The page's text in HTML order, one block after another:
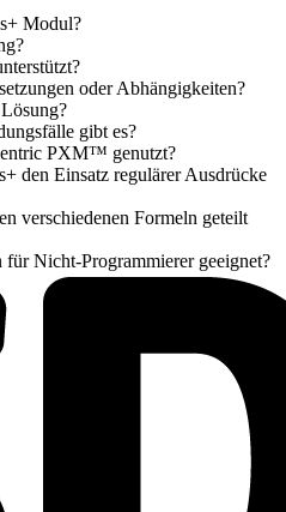
Modul?
oder Abhängigkeiten?
gibt es?
PXM™ genutzt?
den Einsatz regulärer Ausdrücke
verschiedenen Formeln geteilt
Nicht-Programmierer geeignet?